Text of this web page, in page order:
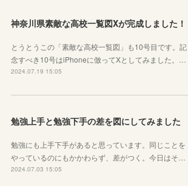
神奈川県素敵な高校一覧図Xが完成しました！
とうとうこの「素敵な高校一覧図」も10号目です。記
念すべき10号はiPhoneに倣ってXとしてみました。…
2024.07.19 15:05
勉強上手と勉強下手の差を図にしてみました
勉強にも上手下手があると思っています。同じことを
やっているのにもかかわらず、差がつく。今日はそ…
2024.07.03 15:05